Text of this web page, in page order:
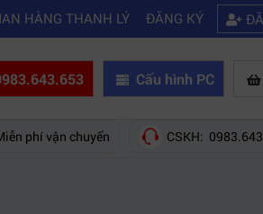
|Mách bạn 5 cách khắc phục laptop
HÀNG THANH LÝ ĐĂNG KÝ
Cấu hình PC
phí vận chuyển CSKH: